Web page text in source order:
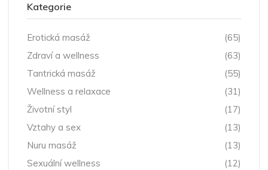
Kategorie
Erotická masáž
(65)
Zdraví a wellness
(63)
Tantrická masáž
(55)
Wellness a relaxace
(31)
Životní styl
(17)
Vztahy a sex
(13)
Nuru masáž
(13)
Sexuální wellness
(12)